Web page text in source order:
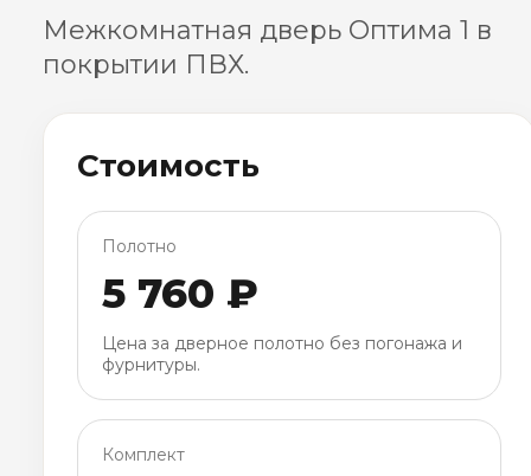
Межкомнатная дверь Оптима 1 в
покрытии ПВХ.
Стоимость
Полотно
5 760 ₽
Цена за дверное полотно без погонажа и
фурнитуры.
Комплект